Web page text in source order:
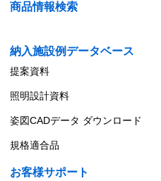
商品情報検索
納入施設例データベース
提案資料
照明設計資料
姿図CADデータ ダウンロード
規格適合品
お客様サポート